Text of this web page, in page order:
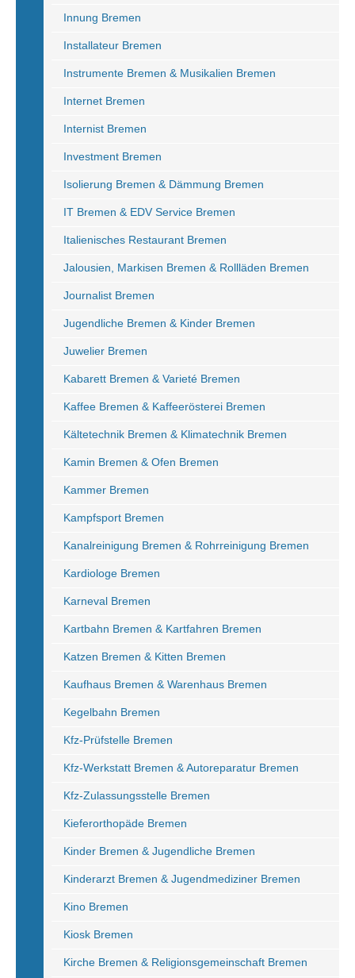
Innung Bremen
Installateur Bremen
Instrumente Bremen & Musikalien Bremen
Internet Bremen
Internist Bremen
Investment Bremen
Isolierung Bremen & Dämmung Bremen
IT Bremen & EDV Service Bremen
Italienisches Restaurant Bremen
Jalousien, Markisen Bremen & Rollläden Bremen
Journalist Bremen
Jugendliche Bremen & Kinder Bremen
Juwelier Bremen
Kabarett Bremen & Varieté Bremen
Kaffee Bremen & Kaffeerösterei Bremen
Kältetechnik Bremen & Klimatechnik Bremen
Kamin Bremen & Ofen Bremen
Kammer Bremen
Kampfsport Bremen
Kanalreinigung Bremen & Rohrreinigung Bremen
Kardiologe Bremen
Karneval Bremen
Kartbahn Bremen & Kartfahren Bremen
Katzen Bremen & Kitten Bremen
Kaufhaus Bremen & Warenhaus Bremen
Kegelbahn Bremen
Kfz-Prüfstelle Bremen
Kfz-Werkstatt Bremen & Autoreparatur Bremen
Kfz-Zulassungsstelle Bremen
Kieferorthopäde Bremen
Kinder Bremen & Jugendliche Bremen
Kinderarzt Bremen & Jugendmediziner Bremen
Kino Bremen
Kiosk Bremen
Kirche Bremen & Religionsgemeinschaft Bremen